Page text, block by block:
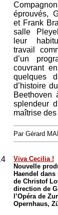
éprouvés,
et Frank
salle
leur
travail
d’un
couvrant
quelques
d’histoire
Beethoven
splendeur
maîtrise
Par Gérard
Viva Cecilia !
Nouvelle
Haendel
de Christof
direction de
l’Opéra de
Opernhaus,